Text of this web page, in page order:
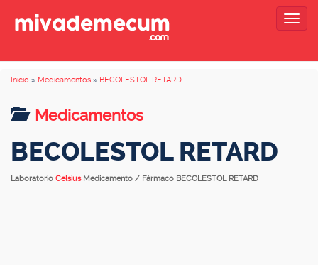
Inicio » Medicamentos » BECOLESTOL RETARD
Medicamentos
BECOLESTOL RETARD
Laboratorio Celsius Medicamento / Fármaco BECOLESTOL RETARD